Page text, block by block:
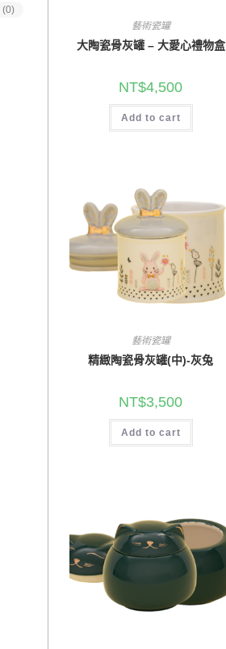
藝術瓷罐
大陶瓷骨灰罐 – 大愛心禮物盒
NT$4,500
Add to cart
藝術瓷罐
精緻陶瓷骨灰罐(中)-灰兔
NT$3,500
Add to cart
(0)